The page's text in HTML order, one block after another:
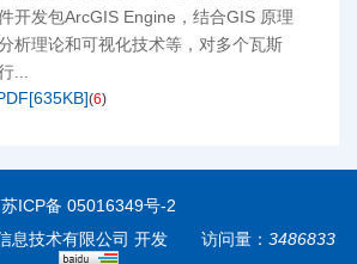
开发包ArcGIS Engine，结合GIS 原理
析理论和可视化技术等，对多个瓦斯
...
635KB](6)
苏ICP备 05016349号-2
息技术有限公司 开发 访问量： 3486833